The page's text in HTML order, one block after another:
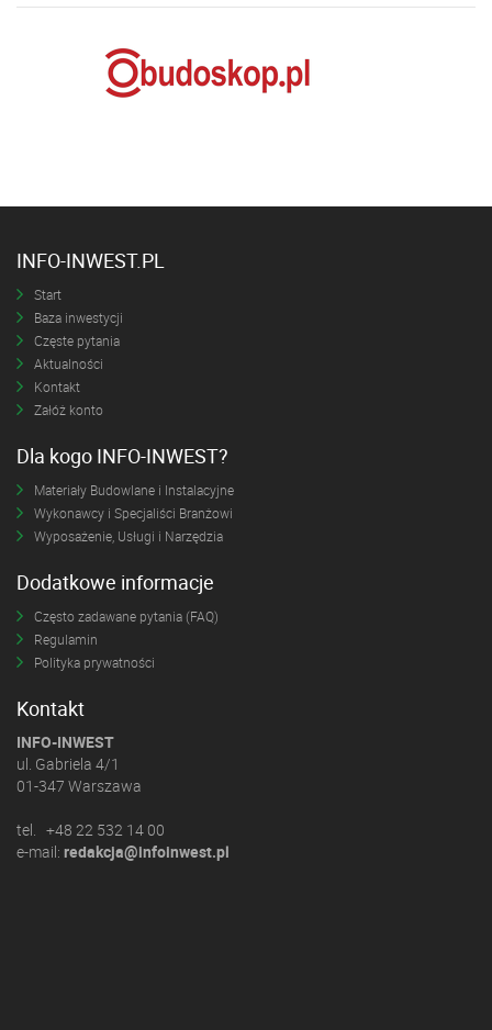
INFO-INWEST.PL
Start
Baza inwestycji
Częste pytania
Aktualności
Kontakt
Załóż konto
Dla kogo INFO-INWEST?
Materiały Budowlane i Instalacyjne
Wykonawcy i Specjaliści Branżowi
Wyposażenie, Usługi i Narzędzia
Dodatkowe informacje
Często zadawane pytania (FAQ)
Regulamin
Polityka prywatności
Kontakt
INFO-INWEST
ul. Gabriela 4/1
01-347 Warszawa
tel. +48 22 532 14 00
e-mail: redakcja@infoinwest.pl